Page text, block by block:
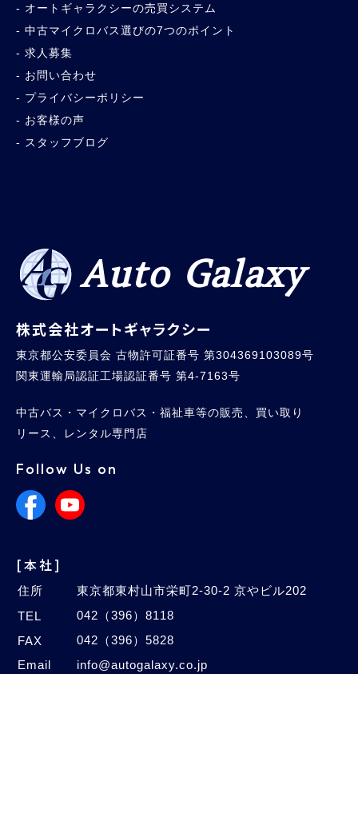
オートギャラクシーの売買システム
中古マイクロバス選びの7つのポイント
求人募集
お問い合わせ
プライバシーポリシー
お客様の声
スタッフブログ
Auto Galaxy
株式会社オートギャラクシー
東京都公安委員会 古物許可証番号 第304369103089号
関東運輸局認証工場認証番号 第4-7163号
中古バス・マイクロバス・福祉車等の販売、買い取り
リース、レンタル専門店
Follow Us on
[本社]
住所
東京都東村山市栄町2-30-2 京やビル202
TEL
042（396）8118
FAX
042（396）5828
Email
info@autogalaxy.co.jp